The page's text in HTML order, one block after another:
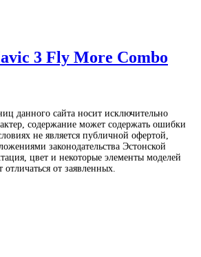
3 Fly More Combo
данного сайта носит исключительно
содержание может содержать ошибки
не является публичной офертой,
законодательства Эстонской
цвет и некоторые элементы моделей
отличаться от заявленных.